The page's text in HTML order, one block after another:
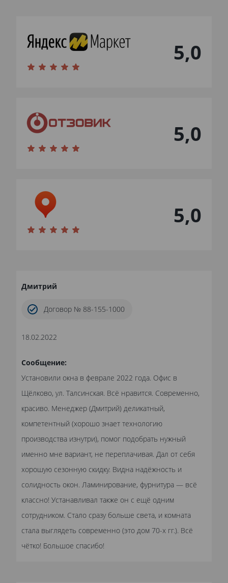
5,0
5,0
5,0
Дмитрий
Договор № 88-155-1000
18.02.2022
Сообщение:
Установили окна в феврале 2022 года. Офис в
Щёлково, ул. Талсинская. Всё нравится. Современно,
красиво. Менеджер (Дмитрий) деликатный,
компетентный (хорошо знает технологию
производства изнутри), помог подобрать нужный
именно мне вариант, не переплачивая. Дал от себя
хорошую сезонную скидку. Видна надёжность и
солидность окон. Ламинирование, фурнитура — всё
классно! Устанавливал также он с ещё одним
сотрудником. Стало сразу больше света, и комната
стала выглядеть современно (это дом 70-х гг.). Всё
чётко! Большое спасибо!